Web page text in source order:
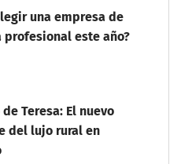
una empresa de
profesional este año?
de Teresa: El nuevo
del lujo rural en